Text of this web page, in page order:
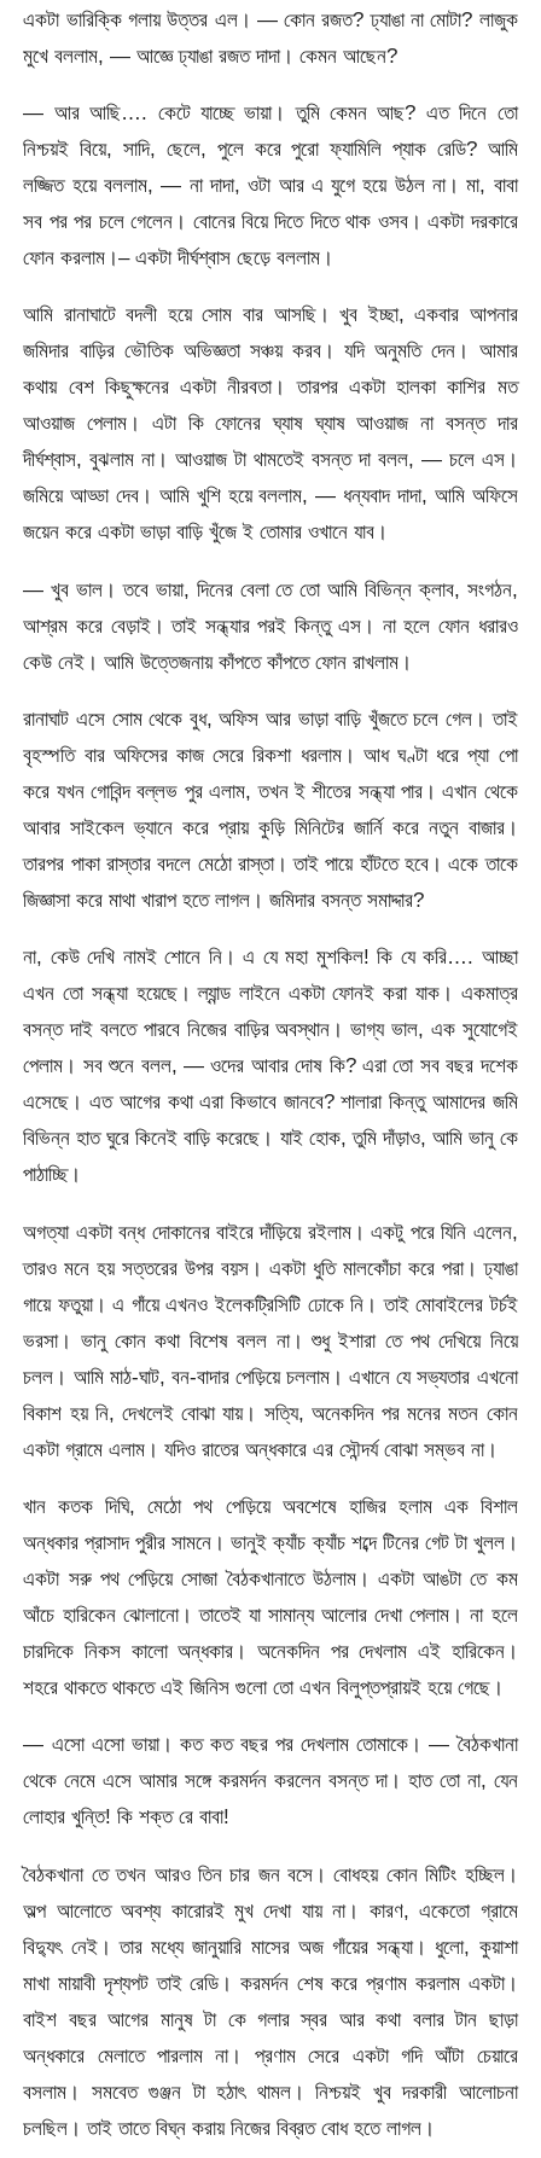
একটা ভারিক্কি গলায় উত্তর এল। — কোন রজত? ঢ্যাঙা না মোটা? লাজুক
মুখে বললাম, — আজ্ঞে ঢ্যাঙা রজত দাদা। কেমন আছেন?
— আর আছি…. কেটে যাচ্ছে ভায়া। তুমি কেমন আছ? এত দিনে তো
নিশ্চয়ই বিয়ে, সাদি, ছেলে, পুলে করে পুরো ফ্যামিলি প্যাক রেডি? আমি
লজ্জিত হয়ে বললাম, — না দাদা, ওটা আর এ যুগে হয়ে উঠল না। মা, বাবা
সব পর পর চলে গেলেন। বোনের বিয়ে দিতে দিতে থাক ওসব। একটা দরকারে
ফোন করলাম।– একটা দীর্ঘশ্বাস ছেড়ে বললাম।
আমি রানাঘাটে বদলী হয়ে সোম বার আসছি। খুব ইচ্ছা, একবার আপনার
জমিদার বাড়ির ভৌতিক অভিজ্ঞতা সঞ্চয় করব। যদি অনুমতি দেন। আমার
কথায় বেশ কিছুক্ষনের একটা নীরবতা। তারপর একটা হালকা কাশির মত
আওয়াজ পেলাম। এটা কি ফোনের ঘ্যাষ ঘ্যাষ আওয়াজ না বসন্ত দার
দীর্ঘশ্বাস, বুঝলাম না। আওয়াজ টা থামতেই বসন্ত দা বলল, — চলে এস।
জমিয়ে আড্ডা দেব। আমি খুশি হয়ে বললাম, — ধন্যবাদ দাদা, আমি অফিসে
জয়েন করে একটা ভাড়া বাড়ি খুঁজে ই তোমার ওখানে যাব।
— খুব ভাল। তবে ভায়া, দিনের বেলা তে তো আমি বিভিন্ন ক্লাব, সংগঠন,
আশ্রম করে বেড়াই। তাই সন্ধ্যার পরই কিন্তু এস। না হলে ফোন ধরারও
কেউ নেই। আমি উত্তেজনায় কাঁপতে কাঁপতে ফোন রাখলাম।
রানাঘাট এসে সোম থেকে বুধ, অফিস আর ভাড়া বাড়ি খুঁজতে চলে গেল। তাই
বৃহস্পতি বার অফিসের কাজ সেরে রিকশা ধরলাম। আধ ঘণ্টা ধরে প্যা পো
করে যখন গোবিন্দ বল্লভ পুর এলাম, তখন ই শীতের সন্ধ্যা পার। এখান থেকে
আবার সাইকেল ভ্যানে করে প্রায় কুড়ি মিনিটের জার্নি করে নতুন বাজার।
তারপর পাকা রাস্তার বদলে মেঠো রাস্তা। তাই পায়ে হাঁটতে হবে। একে তাকে
জিজ্ঞাসা করে মাথা খারাপ হতে লাগল। জমিদার বসন্ত সমাদ্দার?
না, কেউ দেখি নামই শোনে নি। এ যে মহা মুশকিল! কি যে করি…. আচ্ছা
এখন তো সন্ধ্যা হয়েছে। ল্যান্ড লাইনে একটা ফোনই করা যাক। একমাত্র
বসন্ত দাই বলতে পারবে নিজের বাড়ির অবস্থান। ভাগ্য ভাল, এক সুযোগেই
পেলাম। সব শুনে বলল, — ওদের আবার দোষ কি? এরা তো সব বছর দশেক
এসেছে। এত আগের কথা এরা কিভাবে জানবে? শালারা কিন্তু আমাদের জমি
বিভিন্ন হাত ঘুরে কিনেই বাড়ি করেছে। যাই হোক, তুমি দাঁড়াও, আমি ভানু কে
পাঠাচ্ছি।
অগত্যা একটা বন্ধ দোকানের বাইরে দাঁড়িয়ে রইলাম। একটু পরে যিনি এলেন,
তারও মনে হয় সত্তরের উপর বয়স। একটা ধুতি মালকোঁচা করে পরা। ঢ্যাঙা
গায়ে ফতুয়া। এ গাঁয়ে এখনও ইলেকট্রিসিটি ঢোকে নি। তাই মোবাইলের টর্চই
ভরসা। ভানু কোন কথা বিশেষ বলল না। শুধু ইশারা তে পথ দেখিয়ে নিয়ে
চলল। আমি মাঠ-ঘাট, বন-বাদার পেড়িয়ে চললাম। এখানে যে সভ্যতার এখনো
বিকাশ হয় নি, দেখলেই বোঝা যায়। সত্যি, অনেকদিন পর মনের মতন কোন
একটা গ্রামে এলাম। যদিও রাতের অন্ধকারে এর সৌন্দর্য বোঝা সম্ভব না।
খান কতক দিঘি, মেঠো পথ পেড়িয়ে অবশেষে হাজির হলাম এক বিশাল
অন্ধকার প্রাসাদ পুরীর সামনে। ভানুই ক্যাঁচ ক্যাঁচ শব্দে টিনের গেট টা খুলল।
একটা সরু পথ পেড়িয়ে সোজা বৈঠকখানাতে উঠলাম। একটা আঙটা তে কম
আঁচে হারিকেন ঝোলানো। তাতেই যা সামান্য আলোর দেখা পেলাম। না হলে
চারদিকে নিকস কালো অন্ধকার। অনেকদিন পর দেখলাম এই হারিকেন।
শহরে থাকতে থাকতে এই জিনিস গুলো তো এখন বিলুপ্তপ্রায়ই হয়ে গেছে।
— এসো এসো ভায়া। কত কত বছর পর দেখলাম তোমাকে। — বৈঠকখানা
থেকে নেমে এসে আমার সঙ্গে করমর্দন করলেন বসন্ত দা। হাত তো না, যেন
লোহার খুন্তি! কি শক্ত রে বাবা!
বৈঠকখানা তে তখন আরও তিন চার জন বসে। বোধহয় কোন মিটিং হচ্ছিল।
অল্প আলোতে অবশ্য কারোরই মুখ দেখা যায় না। কারণ, একেতো গ্রামে
বিদ্যুৎ নেই। তার মধ্যে জানুয়ারি মাসের অজ গাঁয়ের সন্ধ্যা। ধুলো, কুয়াশা
মাখা মায়াবী দৃশ্যপট তাই রেডি। করমর্দন শেষ করে প্রণাম করলাম একটা।
বাইশ বছর আগের মানুষ টা কে গলার স্বর আর কথা বলার টান ছাড়া
অন্ধকারে মেলাতে পারলাম না। প্রণাম সেরে একটা গদি আঁটা চেয়ারে
বসলাম। সমবেত গুঞ্জন টা হঠাৎ থামল। নিশ্চয়ই খুব দরকারী আলোচনা
চলছিল। তাই তাতে বিঘ্ন করায় নিজের বিব্রত বোধ হতে লাগল।